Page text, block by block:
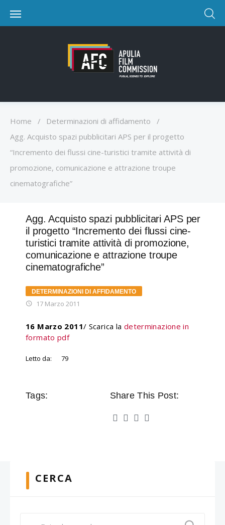
Home / Determinazioni di affidamento
/
Agg. Acquisto spazi pubblicitari APS per il progetto
“Incremento dei flussi cine-turistici tramite attività di
promozione, comunicazione e attrazione troupe
cinematografiche”
Agg. Acquisto spazi pubblicitari APS per
il progetto “Incremento dei flussi cine-
turistici tramite attività di promozione,
comunicazione e attrazione troupe
cinematografiche”
DETERMINAZIONI DI AFFIDAMENTO
17 Marzo 2011
16 Marzo 2011/ Scarica la determinazione in
formato pdf
Letto da: 79
Tags: Share This Post:
CERCA